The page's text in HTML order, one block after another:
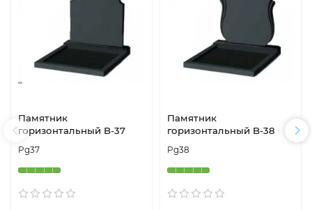
Памятник
горизонтальный B-37
Pg37
Памятник
горизонтальный B-38
Pg38